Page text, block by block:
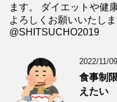
ます。 ダイエットや健
よろしくお願いいたし
@SHITSUCHO2019
2022/11/09
食事制
えたい